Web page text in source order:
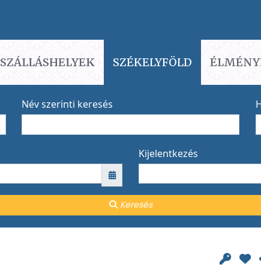
SZÁLLÁSHELYEK SZÉKELYFÖLD
Név szerinti keresés
Kijelentkezés
Keresés